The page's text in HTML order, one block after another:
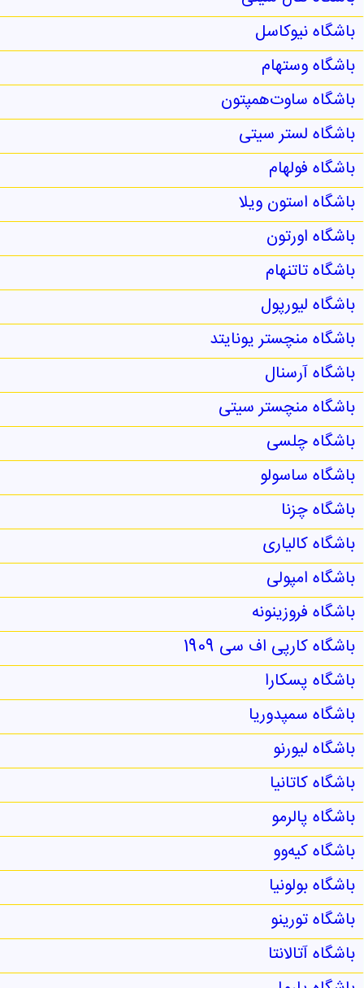
باشگاه نیوکاسل
باشگاه وستهام
باشگاه ساوت‌همپتون
باشگاه لستر سیتی
باشگاه فولهام
باشگاه استون ویلا
باشگاه اورتون
باشگاه تاتنهام
باشگاه لیورپول
باشگاه منچستر یونایتد
باشگاه آرسنال
باشگاه منچستر سیتی
باشگاه چلسی
باشگاه ساسولو
باشگاه چزنا
باشگاه کالیاری
باشگاه امپولی
باشگاه فروزینونه
باشگاه کارپی اف سی 1909
باشگاه پسکارا
باشگاه سمپدوریا
باشگاه لیورنو
باشگاه کاتانیا
باشگاه پالرمو
باشگاه کیه‌وو
باشگاه بولونیا
باشگاه تورینو
باشگاه آتالانتا